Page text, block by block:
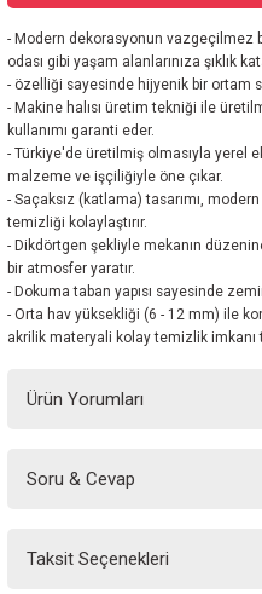
- Modern dekorasyonun vazgeçilmez
odası gibi yaşam alanlarınıza şıklık
- özelliği sayesinde hijyenik bir ortam
- Makine halısı üretim tekniği ile
kullanımı garanti eder.
- Türkiye'de üretilmiş olmasıyla yerel
malzeme ve işçiliğiyle öne çıkar.
- Saçaksız (katlama) tasarımı,
temizliği kolaylaştırır.
- Dikdörtgen şekliyle mekanın
bir atmosfer yaratır.
- Dokuma taban yapısı sayesinde
- Orta hav yüksekliği (6 - 12 mm) ile
akrilik materyali kolay temizlik imkanı
Ürün Yorumları
Soru & Cevap
Taksit Seçenekleri